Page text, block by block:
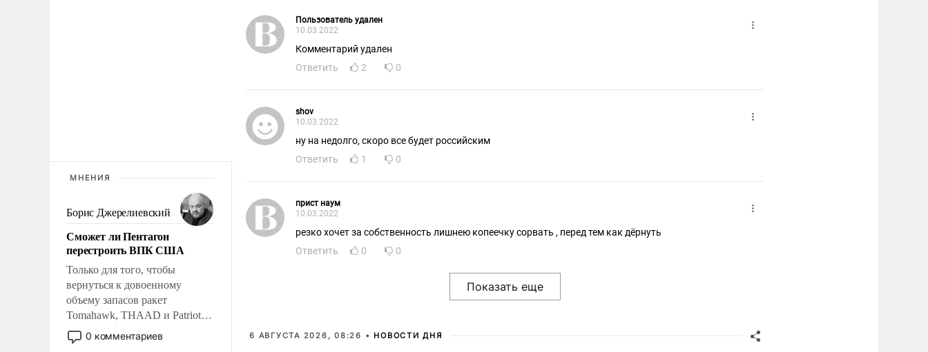
МНЕНИЯ
Борис Джерелиевский
Сможет ли Пентагон
перестроить ВПК США
Только для того, чтобы
вернуться к довоенному
объему запасов ракет
Tomahawk, THAAD и Patriot
США потребуется более трех
лет. Даже небольшая война с
0 комментариев
Пользователь удален
10.03.2022
Комментарий удален
Ответить
2 0
shov
10.03.2022
ну на недолго, скоро все будет российским
Ответить
1 0
прист наум
10.03.2022
резко хочет за собственность лишнею копеечку сорвать , перед тем как дёрнуть
Ответить
0 0
6 АВГУСТА 2026, 08:26 • НОВОСТИ ДНЯ